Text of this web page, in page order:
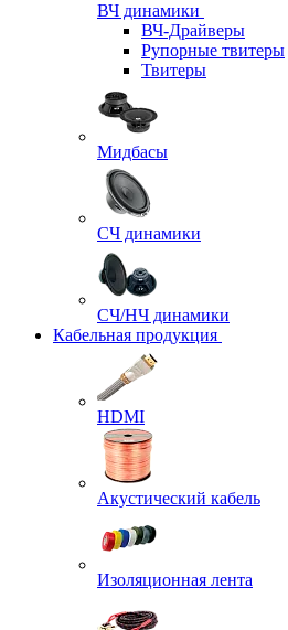
ВЧ динамики
ВЧ-Драйверы
Рупорные твитеры
Твитеры
Мидбасы
СЧ динамики
СЧ/НЧ динамики
Кабельная продукция
HDMI
Акустический кабель
Изоляционная лента